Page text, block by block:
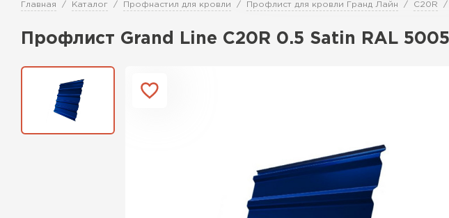
Применение
Для забора
Бренд
Гранд Лайн
Главная Каталог Профнастил для кровли Профлист для кровли Гранд Лайн C20R
Профлист Grand Line C20R 0.5 Satin RAL